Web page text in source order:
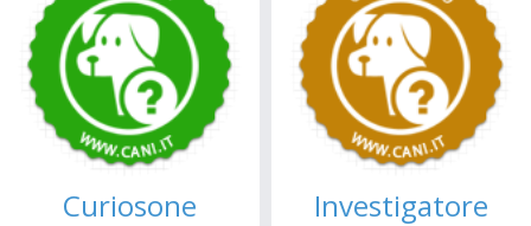
Curiosone Investigatore